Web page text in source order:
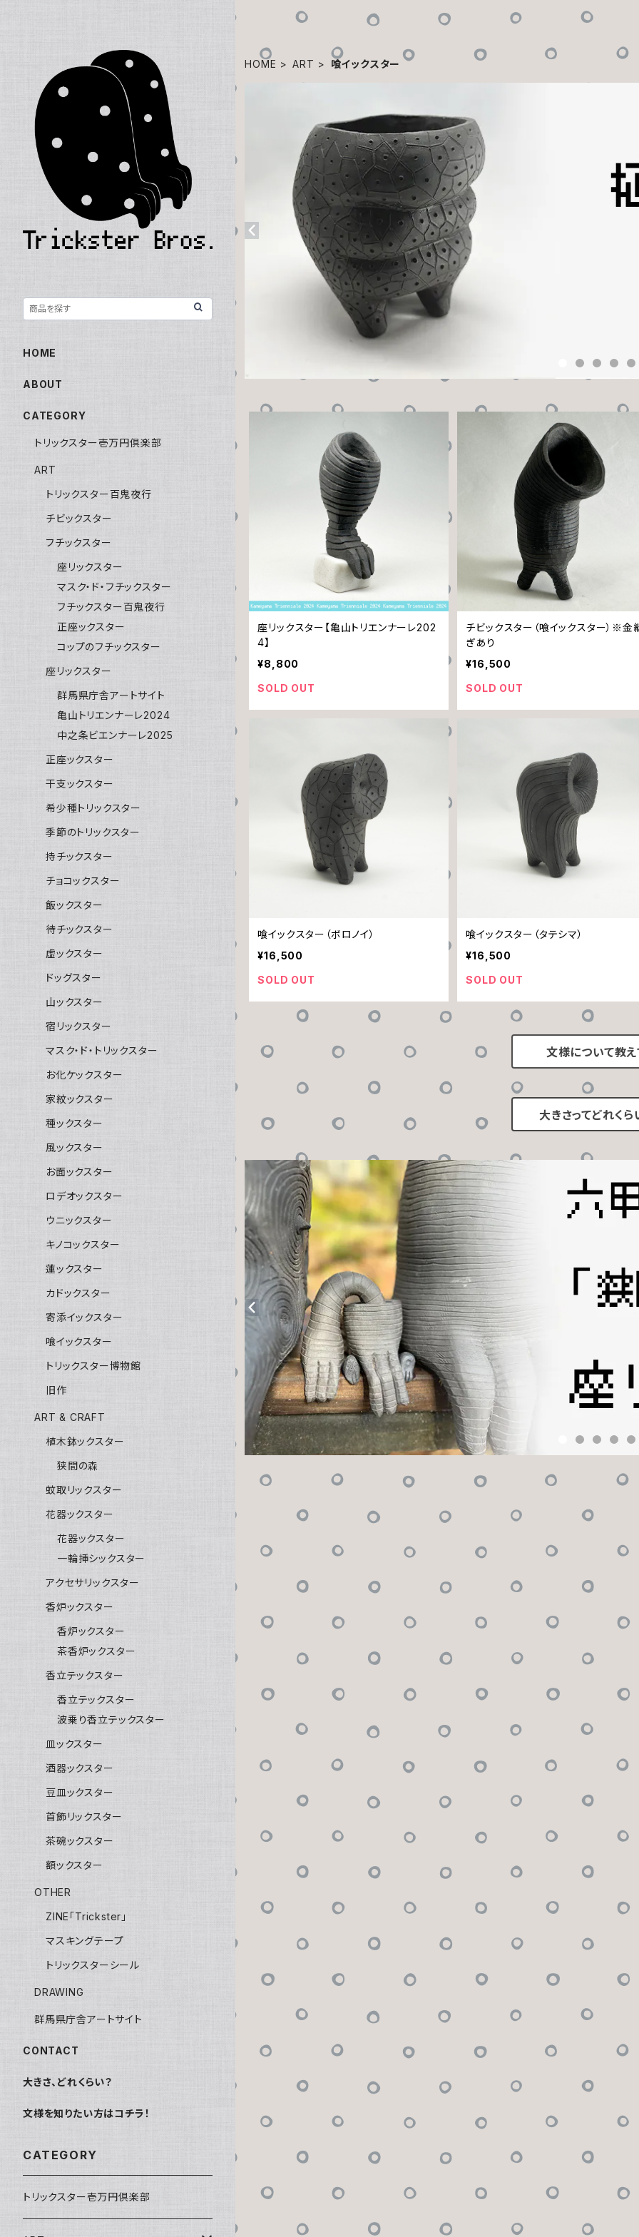
HOME ART 喰イックスター
座リックスター【亀山トリエンナーレ202
4】
¥8,800
SOLD OUT
チビックスター（喰イックスター）※金
ぎあり
¥16,500
SOLD OUT
喰イックスター（ボロノイ）
¥16,500
SOLD OUT
喰イックスター（タテシマ）
¥16,500
SOLD OUT
文様について教え
大きさってどれくら
HOME
ABOUT
CATEGORY
トリックスター壱万円倶楽部
ART
トリックスター百鬼夜行
チビックスター
フチックスター
座リックスター
マスク・ド・フチックスター
フチックスター百鬼夜行
正座ックスター
コップのフチックスター
座リックスター
群馬県庁舎アートサイト
亀山トリエンナーレ2024
中之条ビエンナーレ2025
正座ックスター
干支ックスター
希少種トリックスター
季節のトリックスター
持チックスター
チョコックスター
飯ックスター
待チックスター
虚ックスター
ドッグスター
山ックスター
宿リックスター
マスク・ド・トリックスター
お化ケックスター
家紋ックスター
種ックスター
風ックスター
お面ックスター
ロデオックスター
ウニックスター
キノコックスター
蓮ックスター
カドックスター
寄添イックスター
喰イックスター
トリックスター博物館
旧作
ART & CRAFT
植木鉢ックスター
狭間の森
蚊取リックスター
花器ックスター
花器ックスター
一輪挿シックスター
アクセサリックスター
香炉ックスター
香炉ックスター
茶香炉ックスター
香立テックスター
香立テックスター
波乗り香立テックスター
皿ックスター
酒器ックスター
豆皿ックスター
首飾リックスター
茶碗ックスター
額ックスター
OTHER
ZINE「Trickster」
マスキングテープ
トリックスターシール
DRAWING
群馬県庁舎アートサイト
CONTACT
大きさ、どれくらい？
文様を知りたい方はコチラ！
CATEGORY
トリックスター壱万円倶楽部